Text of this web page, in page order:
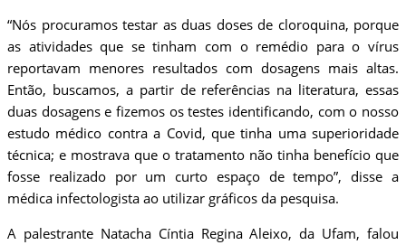
“Nós procuramos testar as duas doses de cloroquina, porque
as atividades que se tinham com o remédio para o vírus
reportavam menores resultados com dosagens mais altas.
Então, buscamos, a partir de referências na literatura, essas
duas dosagens e fizemos os testes identificando, com o nosso
estudo médico contra a Covid, que tinha uma superioridade
técnica; e mostrava que o tratamento não tinha benefício que
fosse realizado por um curto espaço de tempo”, disse a
médica infectologista ao utilizar gráficos da pesquisa.
A palestrante Natacha Cíntia Regina Aleixo, da Ufam, falou